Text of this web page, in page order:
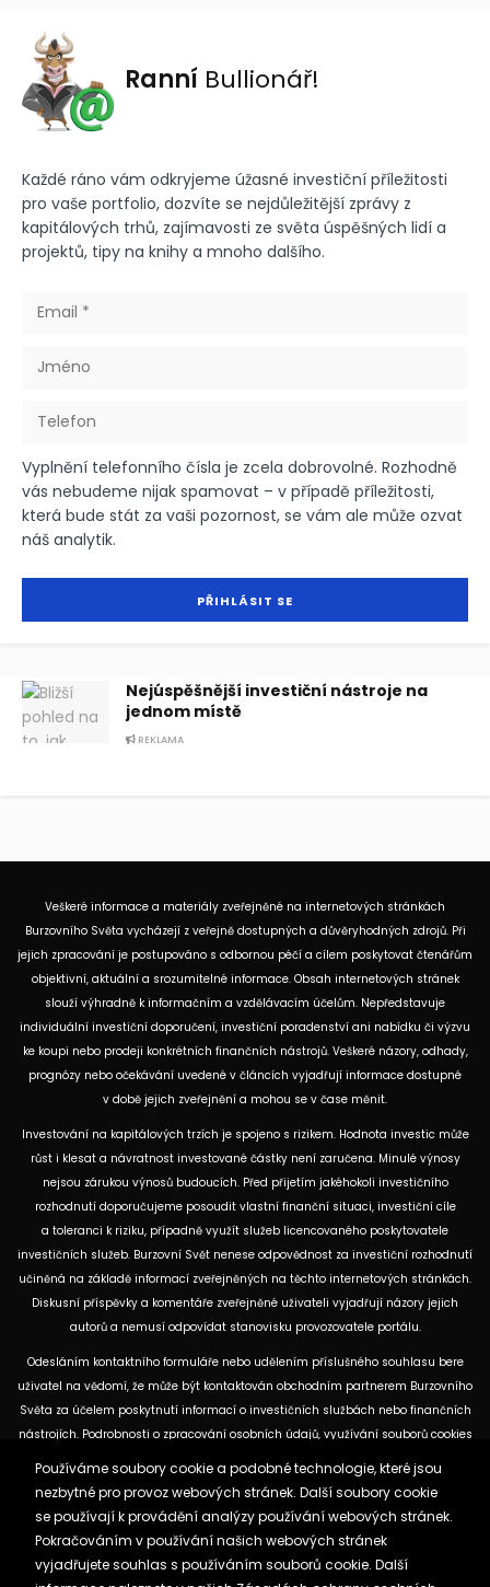
Ranní Bullionář!
Každé ráno vám odkryjeme úžasné investiční příležitosti
pro vaše portfolio, dozvíte se nejdůležitější zprávy z
kapitálových trhů, zajímavosti ze světa úspěšných lidí a
projektů, tipy na knihy a mnoho dalšího.
Vyplnění telefonního čísla je zcela dobrovolné. Rozhodně
vás nebudeme nijak spamovat – v případě příležitosti,
která bude stát za vaši pozornost, se vám ale může ozvat
náš analytik.
Nejúspěšnější investiční nástroje na
jednom místě
REKLAMA
Veškeré informace a materiály zveřejněné na internetových stránkách
Burzovního Světa vycházejí z veřejně dostupných a důvěryhodných zdrojů. Při
jejich zpracování je postupováno s odbornou péčí a cílem poskytovat čtenářům
objektivní, aktuální a srozumitelné informace. Obsah internetových stránek
slouží výhradně k informačním a vzdělávacím účelům. Nepředstavuje
individuální investiční doporučení, investiční poradenství ani nabídku či výzvu
ke koupi nebo prodeji konkrétních finančních nástrojů. Veškeré názory, odhady,
prognózy nebo očekávání uvedené v článcích vyjadřují informace dostupné
v době jejich zveřejnění a mohou se v čase měnit.
Investování na kapitálových trzích je spojeno s rizikem. Hodnota investic může
růst i klesat a návratnost investované částky není zaručena. Minulé výnosy
nejsou zárukou výnosů budoucích. Před přijetím jakéhokoli investičního
rozhodnutí doporučujeme posoudit vlastní finanční situaci, investiční cíle
a toleranci k riziku, případně využít služeb licencovaného poskytovatele
investičních služeb. Burzovní Svět nenese odpovědnost za investiční rozhodnutí
učiněná na základě informací zveřejněných na těchto internetových stránkách.
Diskusní příspěvky a komentáře zveřejněné uživateli vyjadřují názory jejich
autorů a nemusí odpovídat stanovisku provozovatele portálu.
Odesláním kontaktního formuláře nebo udělením příslušného souhlasu bere
uživatel na vědomí, že může být kontaktován obchodním partnerem Burzovního
Světa za účelem poskytnutí informací o investičních službách nebo finančních
nástrojích. Podrobnosti o zpracování osobních údajů, využívání souborů cookies
dostupných na těchto internetových stránkách. U jednotlivých článků mohou
být uvedeny informace o použitých zdrojích, datu původní analýzy nebo datu,
ke kterému se vztahují uvedené tržní údaje.
Používáme soubory cookie a podobné technologie, které jsou
nezbytné pro provoz webových stránek. Další soubory cookie
se používají k provádění analýzy používání webových stránek.
Pokračováním v používání našich webových stránek
vyjadřujete souhlas s používáním souborů cookie. Další